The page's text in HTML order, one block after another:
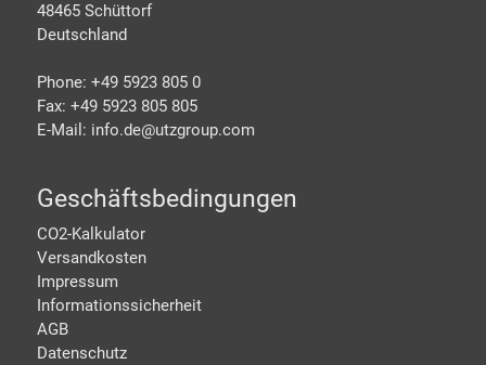
48465 Schüttorf
Deutschland
Phone: +49 5923 805 0
Fax: +49 5923 805 805
E-Mail: info.de@utzgroup.com
Geschäftsbedingungen
CO2-Kalkulator
Versandkosten
Impressum
Informationssicherheit
AGB
Datenschutz